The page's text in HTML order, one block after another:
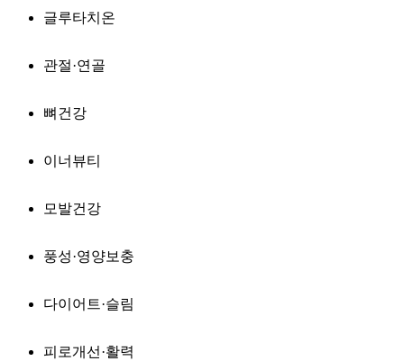
글루타치온
관절·연골
뼈건강
이너뷰티
모발건강
풍성·영양보충
다이어트·슬림
피로개선·활력